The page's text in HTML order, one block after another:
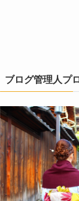
ブログ管理人プ